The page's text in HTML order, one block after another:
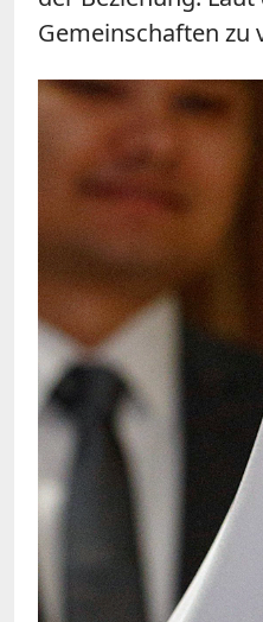
Gemeinschaften zu